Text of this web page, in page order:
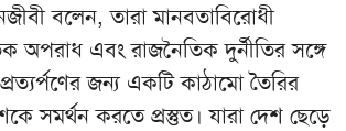
বলেন, তারা মানবতাবিরোধী
অপরাধ এবং রাজনৈতিক দুর্নীতির সঙ্গে
জন্য একটি কাঠামো তৈরির
সমর্থন করতে প্রস্তুত। যারা দেশ ছেড়ে